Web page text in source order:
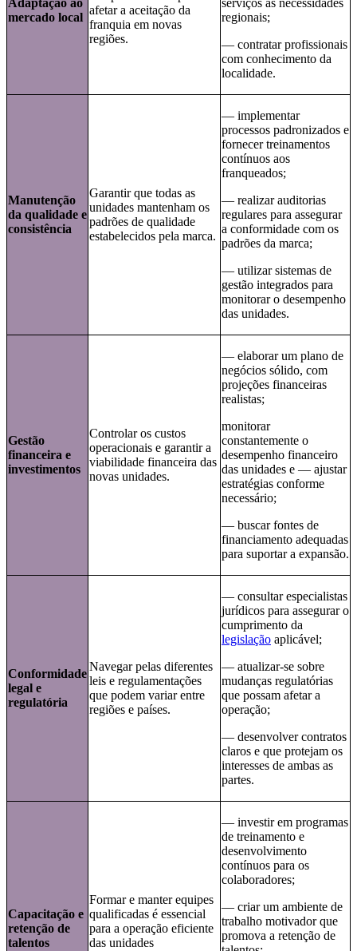
Adaptação ao
mercado local
afetar a aceitação da
franquia em novas
regiões.
serviços às necessidades
regionais;
— contratar profissionais
com conhecimento da
localidade.
Manutenção
da qualidade e
consistência
Garantir que todas as
unidades mantenham os
padrões de qualidade
estabelecidos pela marca.
— implementar
processos padronizados e
fornecer treinamentos
contínuos aos
franqueados;
— realizar auditorias
regulares para assegurar
a conformidade com os
padrões da marca;
— utilizar sistemas de
gestão integrados para
monitorar o desempenho
das unidades.
Gestão
financeira e
investimentos
Controlar os custos
operacionais e garantir a
viabilidade financeira das
novas unidades.
— elaborar um plano de
negócios sólido, com
projeções financeiras
realistas;
monitorar
constantemente o
desempenho financeiro
das unidades e — ajustar
estratégias conforme
necessário;
— buscar fontes de
financiamento adequadas
para suportar a expansão.
Conformidade
legal e
regulatória
Navegar pelas diferentes
leis e regulamentações
que podem variar entre
regiões e países.
— consultar especialistas
jurídicos para assegurar o
cumprimento da
legislação aplicável;
— atualizar-se sobre
mudanças regulatórias
que possam afetar a
operação;
— desenvolver contratos
claros e que protejam os
interesses de ambas as
partes.
Capacitação e
retenção de
talentos
Formar e manter equipes
qualificadas é essencial
para a operação eficiente
das unidades
— investir em programas
de treinamento e
desenvolvimento
contínuos para os
colaboradores;
— criar um ambiente de
trabalho motivador que
promova a retenção de